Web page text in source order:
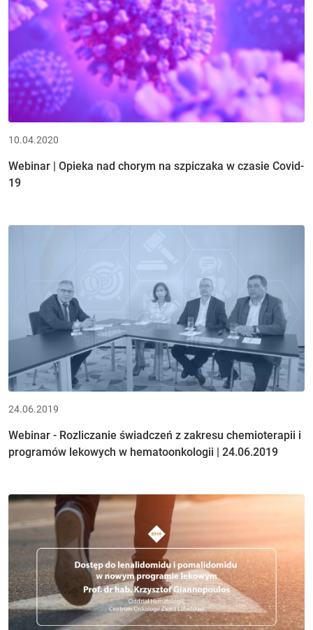
10.04.2020
Webinar | Opieka nad chorym na szpiczaka w czasie Covid-
19
24.06.2019
Webinar - Rozliczanie świadczeń z zakresu chemioterapii i
programów lekowych w hematoonkologii | 24.06.2019